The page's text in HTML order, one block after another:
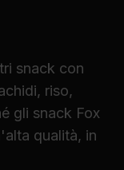
snack con
riso,
gli snack Fox
qualità, in